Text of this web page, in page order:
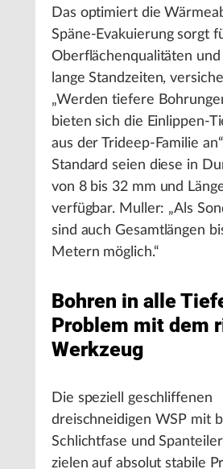
Das optimiert die
Späne-Evakuierung sorgt
Oberflächenqualitäten
lange Standzeiten,
„Werden tiefere
bieten sich die Einlippen-
aus der Trideep-Familie
Standard seien diese in
von 8 bis 32 mm und
verfügbar. Muller: „Als
sind auch Gesamtlängen
Metern möglich.“
Bohren in alle
Problem mit dem
Werkzeug
Die speziell geschliffenen
dreischneidigen WSP mit
Schlichtfase und
zielen auf absolut stabile